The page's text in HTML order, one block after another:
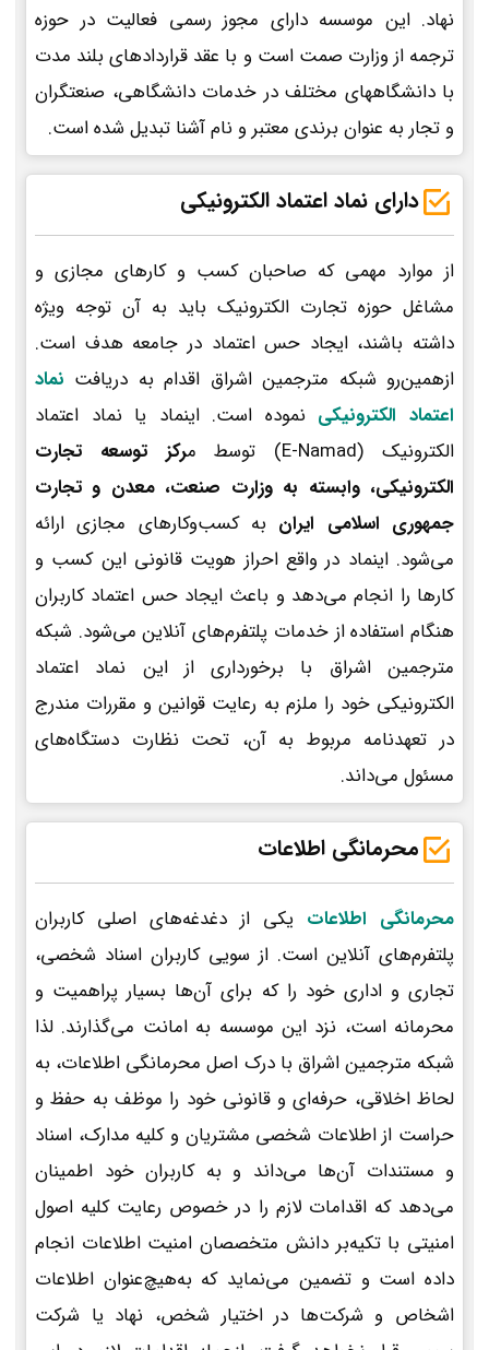
نهاد. این موسسه دارای مجوز رسمی فعالیت در حوزه
ترجمه از وزارت صمت است و با عقد قراردادهای بلند مدت
با دانشگاههای مختلف در خدمات دانشگاهی، صنعتگران
و تجار به عنوان برندی معتبر و نام آشنا تبدیل شده است.
دارای نماد اعتماد الکترونیکی
از موارد مهمی که صاحبان کسب و کارهای مجازی و
مشاغل حوزه تجارت الکترونیک باید به آن توجه ویژه
داشته باشند، ایجاد حس اعتماد در جامعه هدف است.
ازهمین‌رو شبکه مترجمین اشراق اقدام به دریافت نماد
اعتماد الکترونیکی نموده است. اینماد یا نماد اعتماد
الکترونیک (E-Namad) توسط م
رکز توسعه تجارت
الکترونیکی، وابسته به وزارت صنعت، معدن و تجارت
جمهوری اسلامی ایران به کسب‌وکارهای مجازی ارائه
می‌شود. اینماد در واقع احراز هویت قانونی این کسب و
کارها را انجام می‌دهد و باعث ایجاد حس اعتماد کاربران
هنگام استفاده از خدمات پلتفرم‌های آنلاین می‌شود. شبکه
مترجمین اشراق با برخورداری از این نماد اعتماد
الکترونیکی خود را ملزم به رعایت قوانین و مقررات مندرج
در تعهدنامه مربوط به آن، تحت نظارت دستگاه‌های
مسئول می‌داند.
محرمانگی اطلاعات
محرمانگی اطلاعات یکی از دغدغه‌های اصلی کاربران
پلتفرم‌های آنلاین است. از سویی کاربران اسناد شخصی،
تجاری و اداری خود را که برای آن‌ها بسیار پراهمیت و
محرمانه است، نزد این موسسه به امانت می‌گذارند. لذا
شبکه مترجمین اشراق با درک اصل محرمانگی اطلاعات، به
لحاظ اخلاقی، حرفه‌ای و قانونی خود را موظف به حفظ و
حراست از اطلاعات شخصی مشتریان و کلیه مدارک، اسناد
و مستندات آن‌ها می‌داند و به کاربران خود اطمینان
می‌دهد که اقدامات لازم را در خصوص رعایت کلیه اصول
امنیتی با تکیه‌بر دانش متخصصان امنیت اطلاعات انجام
داده است و تضمین می‌نماید که به‌هیچ‌عنوان اطلاعات
اشخاص و شرکت‌ها در اختیار شخص، نهاد یا شرکت